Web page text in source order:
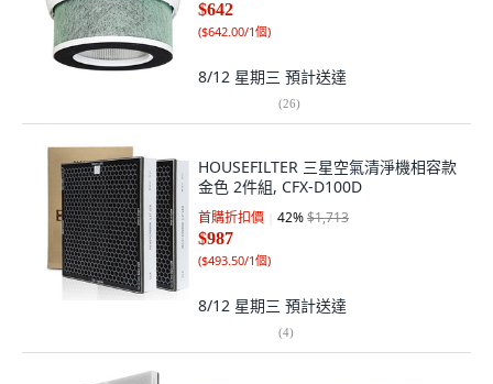
$642
($642.00/1個)
8/12 星期三 預計送達
(26)
HOUSEFILTER 三星空氣清淨機相容款
金色 2件組, CFX-D100D
首購折扣價 42%$1,713
$987
($493.50/1個)
8/12 星期三 預計送達
(4)